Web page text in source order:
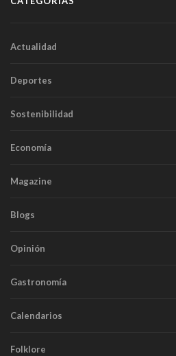
Actualidad
Deportes
Sostenibilidad
Economía
Magazine
Blogs
Opinión
Gastronomía
Calendarios
Folklore